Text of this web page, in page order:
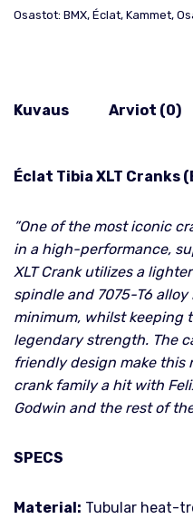
Osastot: BMX, Éclat, Kammet,
Kuvaus Arviot (0)
Éclat Tibia XLT Cranks
”One of the most iconic
in a high-performance,
XLT Crank utilizes a
spindle and 7075-T6
minimum, whilst keeping
legendary strength. The
friendly design make
crank family a hit with
Godwin and the rest of
SPECS
Material: Tubular heat-